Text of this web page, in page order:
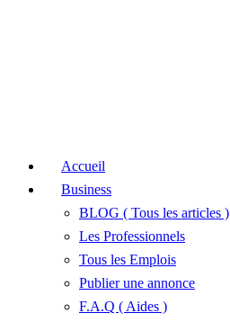
Accueil
Business
BLOG ( Tous les articles )
Les Professionnels
Tous les Emplois
Publier une annonce
F.A.Q ( Aides )